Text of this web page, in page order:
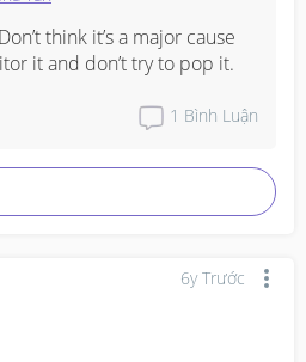
think it’s a major cause
it and don’t try to pop it.
1 Bình Luận
6y Trước